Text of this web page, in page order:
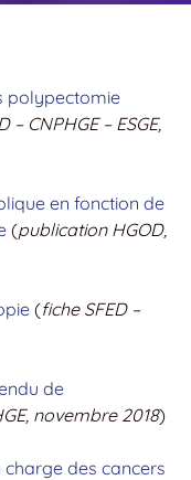
polypectomie
CNPHGE – ESGE,
en fonction de
(publication HGOD,
(fiche SFED –
de
novembre 2018)
des cancers